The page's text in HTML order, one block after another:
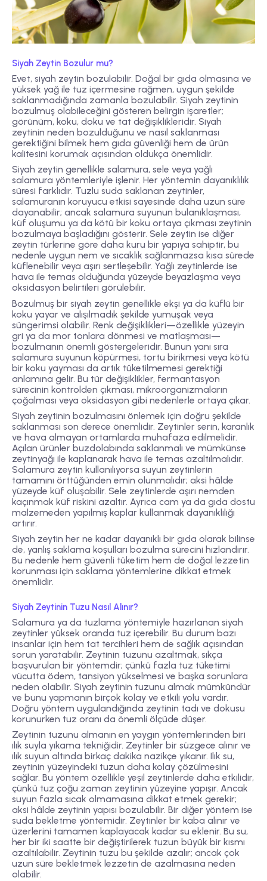
Siyah Zeytin Bozulur mu?
Evet, siyah zeytin bozulabilir. Doğal bir gıda olmasına ve
yüksek yağ ile tuz içermesine rağmen, uygun şekilde
saklanmadığında zamanla bozulabilir. Siyah zeytinin
bozulmuş olabileceğini gösteren belirgin işaretler;
görünüm, koku, doku ve tat değişiklikleridir. Siyah
zeytinin neden bozulduğunu ve nasıl saklanması
gerektiğini bilmek hem gıda güvenliği hem de ürün
kalitesini korumak açısından oldukça önemlidir.
Siyah zeytin genellikle salamura, sele veya yağlı
salamura yöntemleriyle işlenir. Her yöntemin dayanıklılık
süresi farklıdır. Tuzlu suda saklanan zeytinler,
salamuranın koruyucu etkisi sayesinde daha uzun süre
dayanabilir; ancak salamura suyunun bulanıklaşması,
küf oluşumu ya da kötü bir koku ortaya çıkması zeytinin
bozulmaya başladığını gösterir. Sele zeytin ise diğer
zeytin türlerine göre daha kuru bir yapıya sahiptir, bu
nedenle uygun nem ve sıcaklık sağlanmazsa kısa sürede
küflenebilir veya aşırı sertleşebilir. Yağlı zeytinlerde ise
hava ile temas olduğunda yüzeyde beyazlaşma veya
oksidasyon belirtileri görülebilir.
Bozulmuş bir siyah zeytin genellikle ekşi ya da küflü bir
koku yayar ve alışılmadık şekilde yumuşak veya
süngerimsi olabilir. Renk değişiklikleri—özellikle yüzeyin
gri ya da mor tonlara dönmesi ve matlaşması—
bozulmanın önemli göstergeleridir. Bunun yanı sıra
salamura suyunun köpürmesi, tortu birikmesi veya kötü
bir koku yayması da artık tüketilmemesi gerektiği
anlamına gelir. Bu tür değişiklikler, fermantasyon
sürecinin kontrolden çıkması, mikroorganizmaların
çoğalması veya oksidasyon gibi nedenlerle ortaya çıkar.
Siyah zeytinin bozulmasını önlemek için doğru şekilde
saklanması son derece önemlidir. Zeytinler serin, karanlık
ve hava almayan ortamlarda muhafaza edilmelidir.
Açılan ürünler buzdolabında saklanmalı ve mümkünse
zeytinyağı ile kaplanarak hava ile temas azaltılmalıdır.
Salamura zeytin kullanılıyorsa suyun zeytinlerin
tamamını örttüğünden emin olunmalıdır; aksi hâlde
yüzeyde küf oluşabilir. Sele zeytinlerde aşırı nemden
kaçınmak küf riskini azaltır. Ayrıca cam ya da gıda dostu
malzemeden yapılmış kaplar kullanmak dayanıklılığı
artırır.
Siyah zeytin her ne kadar dayanıklı bir gıda olarak bilinse
de, yanlış saklama koşulları bozulma sürecini hızlandırır.
Bu nedenle hem güvenli tüketim hem de doğal lezzetin
korunması için saklama yöntemlerine dikkat etmek
önemlidir.
Siyah Zeytinin Tuzu Nasıl Alınır?
Salamura ya da tuzlama yöntemiyle hazırlanan siyah
zeytinler yüksek oranda tuz içerebilir. Bu durum bazı
insanlar için hem tat tercihleri hem de sağlık açısından
sorun yaratabilir. Zeytinin tuzunu azaltmak, sıkça
başvurulan bir yöntemdir; çünkü fazla tuz tüketimi
vücutta ödem, tansiyon yükselmesi ve başka sorunlara
neden olabilir. Siyah zeytinin tuzunu almak mümkündür
ve bunu yapmanın birçok kolay ve etkili yolu vardır.
Doğru yöntem uygulandığında zeytinin tadı ve dokusu
korunurken tuz oranı da önemli ölçüde düşer.
Zeytinin tuzunu almanın en yaygın yöntemlerinden biri
ılık suyla yıkama tekniğidir. Zeytinler bir süzgece alınır ve
ılık suyun altında birkaç dakika nazikçe yıkanır. Ilık su,
zeytinin yüzeyindeki tuzun daha kolay çözülmesini
sağlar. Bu yöntem özellikle yeşil zeytinlerde daha etkilidir,
çünkü tuz çoğu zaman zeytinin yüzeyine yapışır. Ancak
suyun fazla sıcak olmamasına dikkat etmek gerekir;
aksi hâlde zeytinin yapısı bozulabilir. Bir diğer yöntem ise
suda bekletme yöntemidir. Zeytinler bir kaba alınır ve
üzerlerini tamamen kaplayacak kadar su eklenir. Bu su,
her bir iki saatte bir değiştirilerek tuzun büyük bir kısmı
azaltılabilir. Zeytinin tuzu bu şekilde azalır; ancak çok
uzun süre bekletmek lezzetin de azalmasına neden
olabilir.